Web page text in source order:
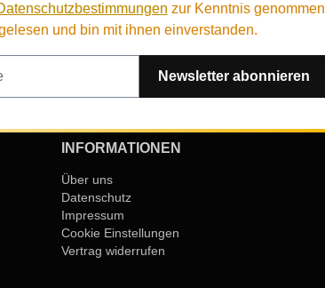
zur Kenntnis genommen
und bin mit ihnen einverstanden.
Newsletter abonnieren
INFORMATIONEN
Über uns
Datenschutz
Impressum
Cookie Einstellungen
Vertrag widerrufen